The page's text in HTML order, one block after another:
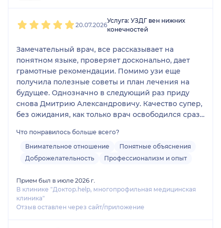
20.07.2026
Услуга: УЗДГ вен нижних
конечностей
Замечательный врач, все рассказывает на
понятном языке, проверяет досконально, дает
грамотные рекомендации. Помимо узи еще
получила полезные советы и план лечения на
будущее. Однозначно в следующий раз приду
снова Дмитрию Александровичу. Качество супер,
без ожидания, как только врач освободился сразу
Что понравилось больше всего?
Внимательное отношение
Понятные объяснения
Доброжелательность
Профессионализм и опыт
Прием был в июле 2026 г.
В клинике "Доктор.help, многопрофильная медицинская
клиника"
Отзыв оставлен через сайт/приложение